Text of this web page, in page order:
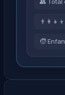
👥 Total
🧒